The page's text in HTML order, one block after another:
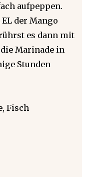
aufpeppen.
der Mango
es dann mit
die Marinade in
Stunden
Fisch